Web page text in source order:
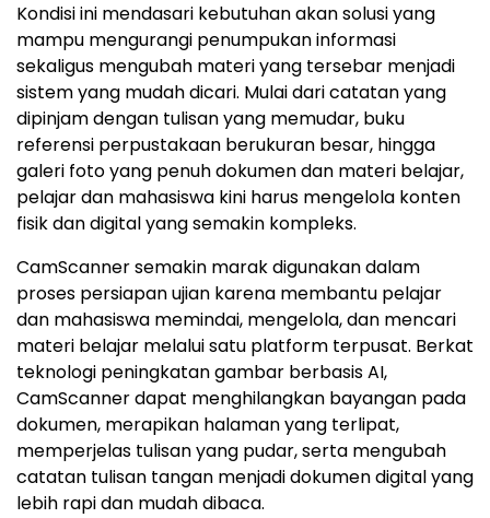
Kondisi ini mendasari kebutuhan akan solusi yang
mampu mengurangi penumpukan informasi
sekaligus mengubah materi yang tersebar menjadi
sistem yang mudah dicari. Mulai dari catatan yang
dipinjam dengan tulisan yang memudar, buku
referensi perpustakaan berukuran besar, hingga
galeri foto yang penuh dokumen dan materi belajar,
pelajar dan mahasiswa kini harus mengelola konten
fisik dan digital yang semakin kompleks.
CamScanner semakin marak digunakan dalam
proses persiapan ujian karena membantu pelajar
dan mahasiswa memindai, mengelola, dan mencari
materi belajar melalui satu platform terpusat. Berkat
teknologi peningkatan gambar berbasis AI,
CamScanner dapat menghilangkan bayangan pada
dokumen, merapikan halaman yang terlipat,
memperjelas tulisan yang pudar, serta mengubah
catatan tulisan tangan menjadi dokumen digital yang
lebih rapi dan mudah dibaca.